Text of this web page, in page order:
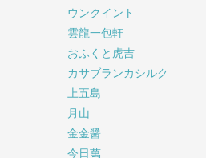
ウンクイント
雲龍一包軒
おふくと虎吉
カサブランカシルク
上五島
月山
金金醤
今日萬